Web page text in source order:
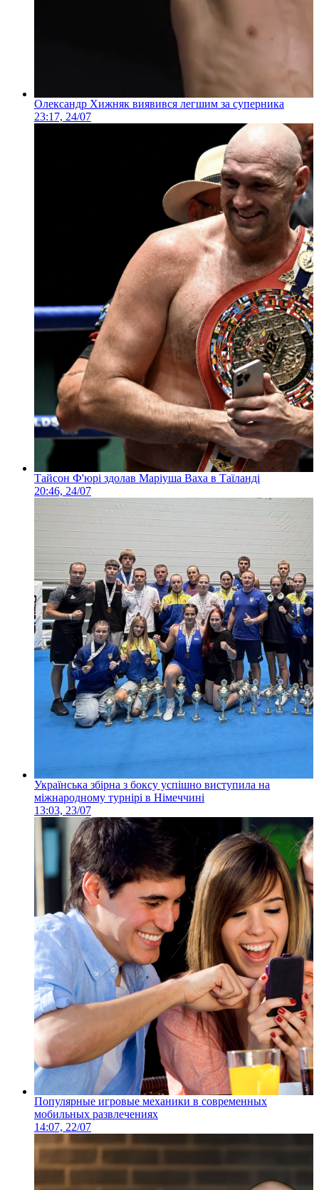
Олександр Хижняк виявився легшим за суперника
23:17, 24/07
Тайсон Ф'юрі здолав Маріуша Ваха в Таїланді
20:46, 24/07
Українська збірна з боксу успішно виступила на
міжнародному турнірі в Німеччині
13:03, 23/07
Популярные игровые механики в современных
мобильных развлечениях
14:07, 22/07